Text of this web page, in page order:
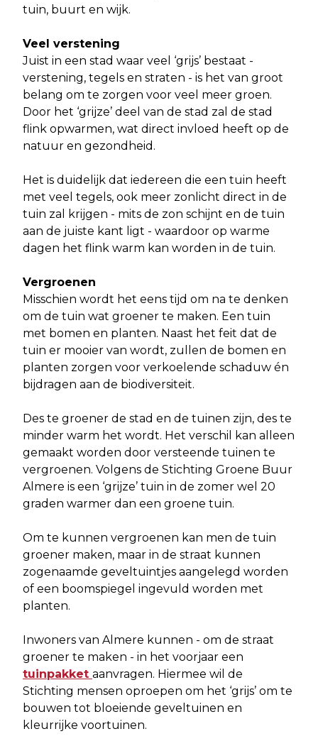
tuin, buurt en wijk.
Veel verstening
Juist in een stad waar veel ‘grijs’ bestaat -
verstening, tegels en straten - is het van groot
belang om te zorgen voor veel meer groen.
Door het ‘grijze’ deel van de stad zal de stad
flink opwarmen, wat direct invloed heeft op de
natuur en gezondheid.
Het is duidelijk dat iedereen die een tuin heeft
met veel tegels, ook meer zonlicht direct in de
tuin zal krijgen - mits de zon schijnt en de tuin
aan de juiste kant ligt - waardoor op warme
dagen het flink warm kan worden in de tuin.
Vergroenen
Misschien wordt het eens tijd om na te denken
om de tuin wat groener te maken. Een tuin
met bomen en planten. Naast het feit dat de
tuin er mooier van wordt, zullen de bomen en
planten zorgen voor verkoelende schaduw én
bijdragen aan de biodiversiteit.
Des te groener de stad en de tuinen zijn, des te
minder warm het wordt. Het verschil kan alleen
gemaakt worden door versteende tuinen te
vergroenen. Volgens de Stichting Groene Buur
Almere is een ‘grijze’ tuin in de zomer wel 20
graden warmer dan een groene tuin.
Om te kunnen vergroenen kan men de tuin
groener maken, maar in de straat kunnen
zogenaamde geveltuintjes aangelegd worden
of een boomspiegel ingevuld worden met
planten.
Inwoners van Almere kunnen - om de straat
groener te maken - in het voorjaar een
tuinpakket aanvragen. Hiermee wil de
Stichting mensen oproepen om het ‘grijs’ om te
bouwen tot bloeiende geveltuinen en
kleurrijke voortuinen.